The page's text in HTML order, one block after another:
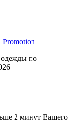
Promotion
одежды по
2 минут Вашего